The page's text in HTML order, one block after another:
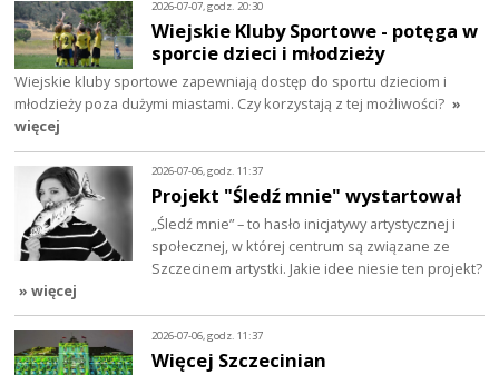
2026-07-07, godz. 20:30
Wiejskie Kluby Sportowe - potęga w
sporcie dzieci i młodzieży
Wiejskie kluby sportowe zapewniają dostęp do sportu dzieciom i
młodzieży poza dużymi miastami. Czy korzystają z tej możliwości? »
więcej
2026-07-06, godz. 11:37
Projekt "Śledź mnie" wystartował
„Śledź mnie” – to hasło inicjatywy artystycznej i
społecznej, w której centrum są związane ze
Szczecinem artystki. Jakie idee niesie ten projekt?
» więcej
2026-07-06, godz. 11:37
Więcej Szczecinian